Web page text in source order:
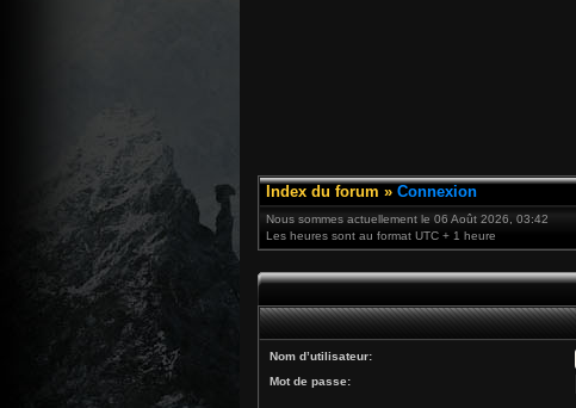
Index du forum » Connexion
Nous sommes actuellement le 06 Août 2026, 03:42
Les heures sont au format UTC + 1 heure
Nom d’utilisateur:
Mot de passe: